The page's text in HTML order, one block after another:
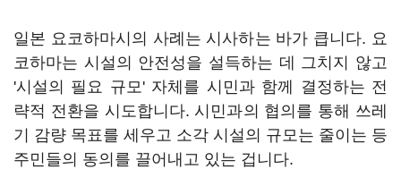
일본 요코하마시의 사례는 시사하는 바가 큽니다. 요
코하마는 시설의 안전성을 설득하는 데 그치지 않고
'시설의 필요 규모' 자체를 시민과 함께 결정하는 전
략적 전환을 시도합니다. 시민과의 협의를 통해 쓰레
기 감량 목표를 세우고 소각 시설의 규모는 줄이는 등
주민들의 동의를 끌어내고 있는 겁니다.